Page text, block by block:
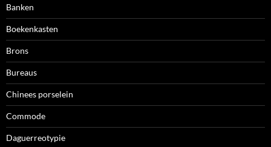
Banken
Boekenkasten
Brons
Bureaus
Chinees porselein
Commode
Daguerreotypie